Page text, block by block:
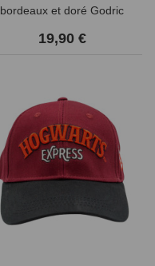
bordeaux et doré Godric
19,90 €